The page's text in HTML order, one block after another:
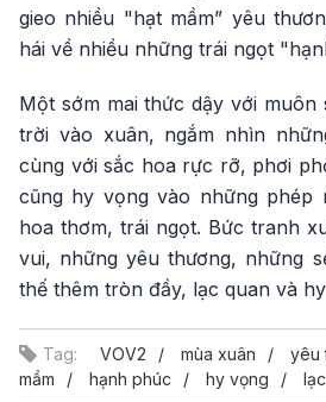
gieo nhiều "hạt mầm” yêu
hái về nhiều những trái ngọt
Một sớm mai thức dậy với muôn
trời vào xuân, ngắm nhìn
cùng với sắc hoa rực rỡ, phơi
cũng hy vọng vào những phép
hoa thơm, trái ngọt. Bức tranh
vui, những yêu thương, những
thế thêm tròn đầy, lạc quan và
Tag: VOV2 mùa xuân yêu
mầm
hạnh phúc hy vọng